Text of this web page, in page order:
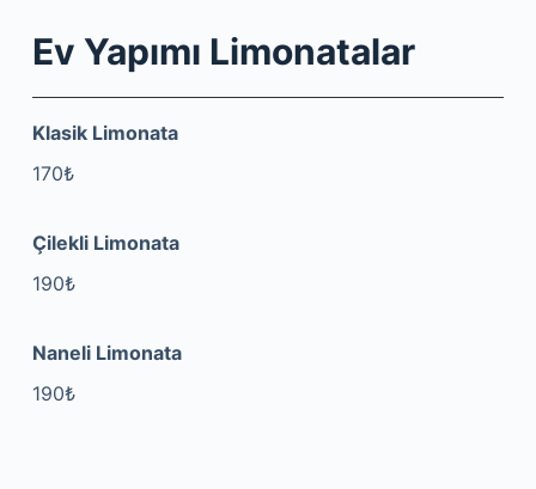
Ev Yapımı Limonatalar
Klasik Limonata
170₺
Çilekli Limonata
190₺
Naneli Limonata
190₺